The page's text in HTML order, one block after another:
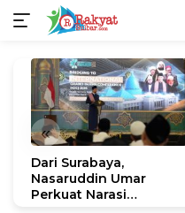
konten
«
Dari Surabaya,
Nasaruddin Umar
Perkuat Narasi